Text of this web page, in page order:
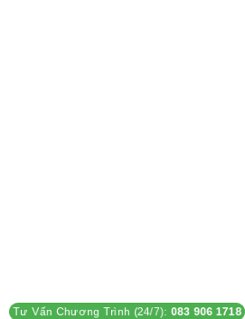
Tư Vấn Chương Trình (24/7): 083 906 1718